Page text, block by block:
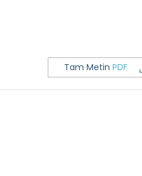
Tam Metin PDF